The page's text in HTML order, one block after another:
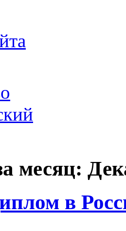
месяц:
в